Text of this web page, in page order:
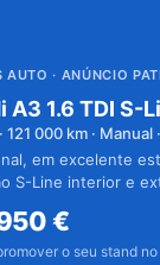
AUTO · ANÚNCIO
A3 1.6 TDI S-
· 121 000 km · Manual
em excelente
S-Line interior e
€
o seu stand